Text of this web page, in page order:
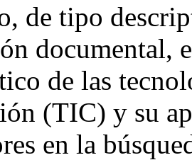
de tipo
documental,
de las
(TIC) y su
en la